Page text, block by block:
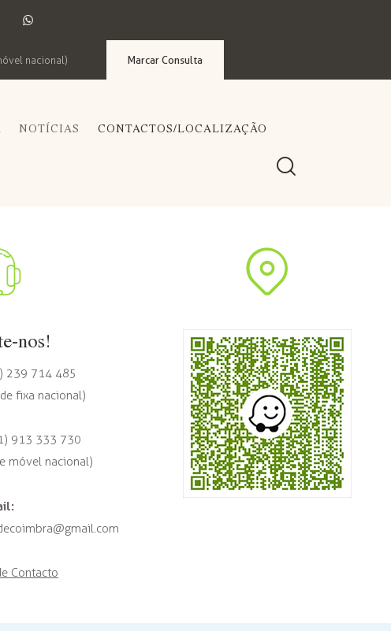
nacional) Marcar Consulta
NOTÍCIAS CONTACTOS/LOCALIZAÇÃO
nos!
239 714 485
fixa nacional)
913 333 730
móvel nacional)
Contacto